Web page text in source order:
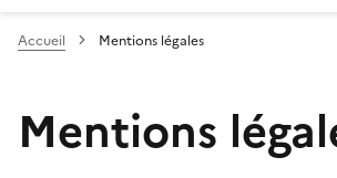
Accueil Mentions légales
Mentions